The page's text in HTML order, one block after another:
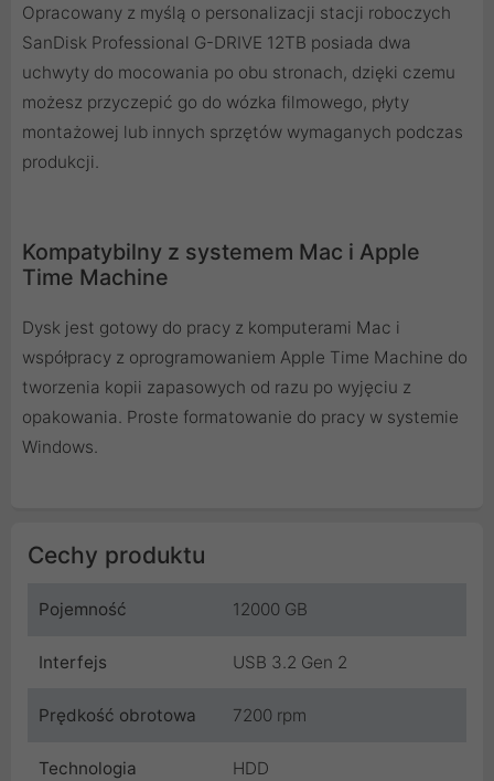
Opracowany z myślą o personalizacji stacji roboczych
SanDisk Professional G-DRIVE 12TB posiada dwa
uchwyty do mocowania po obu stronach, dzięki czemu
możesz przyczepić go do wózka filmowego, płyty
montażowej lub innych sprzętów wymaganych podczas
produkcji.
Kompatybilny z systemem Mac i Apple
Time Machine
Dysk jest gotowy do pracy z komputerami Mac i
współpracy z oprogramowaniem Apple Time Machine do
tworzenia kopii zapasowych od razu po wyjęciu z
opakowania. Proste formatowanie do pracy w systemie
Windows.
Cechy produktu
Pojemność 12000 GB
Interfejs USB 3.2 Gen 2
Prędkość obrotowa 7200 rpm
Technologia
HDD